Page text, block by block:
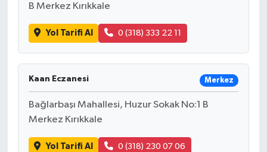
B Merkez Kırıkkale
Yol Tarifi Al 0 (318) 333 22 11
Kaan Eczanesi Merkez
Bağlarbaşı Mahallesi, Huzur Sokak No:1 B
Merkez Kırıkkale
Yol Tarifi Al 0 (318) 230 07 06